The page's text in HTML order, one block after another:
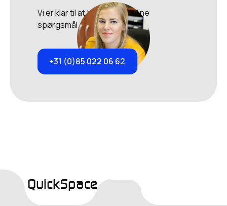
Vi er klar til at besvare alle dine
spørgsmål.
+31 (0)85 022 06 62
QuickSpace